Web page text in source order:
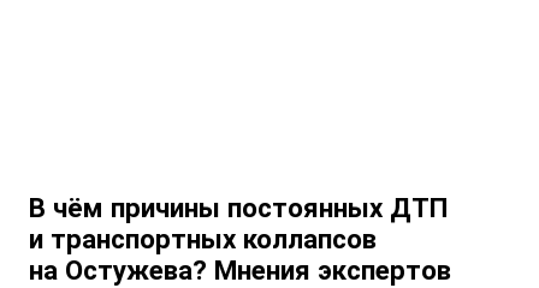
В чём причины постоянных ДТП
и транспортных коллапсов
на Остужева? Мнения экспертов